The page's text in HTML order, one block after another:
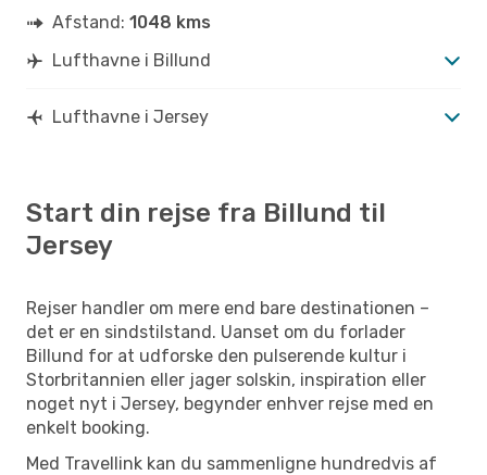
Afstand: 1048 kms
Lufthavne i Billund
Lufthavne i Jersey
Start din rejse fra Billund til
Jersey
Rejser handler om mere end bare destinationen –
det er en sindstilstand. Uanset om du forlader
Billund for at udforske den pulserende kultur i
Storbritannien eller jager solskin, inspiration eller
noget nyt i Jersey, begynder enhver rejse med en
enkelt booking.
Med Travellink kan du sammenligne hundredvis af